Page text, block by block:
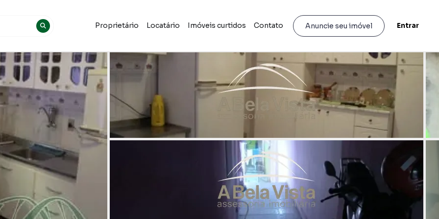
Proprietário Locatário Imóveis curtidos Contato Anuncie seu imóvel Entrar